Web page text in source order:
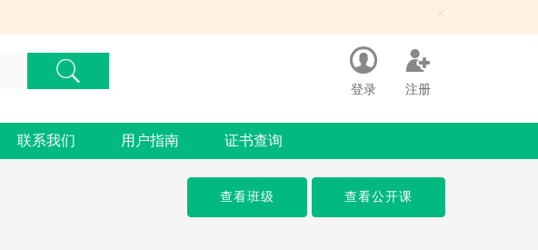
登录 注册
联系我们 用户指南 证书查询
查看班级 查看公开课